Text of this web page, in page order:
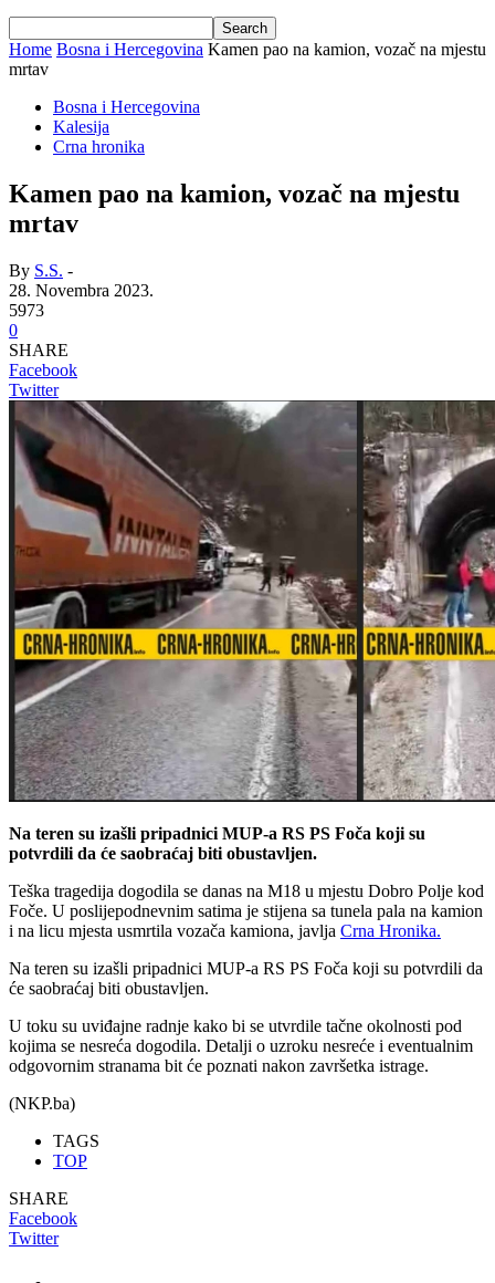
Home Bosna i Hercegovina Kamen pao na kamion, vozač na mjestu
mrtav
Bosna i Hercegovina
Kalesija
Crna hronika
Kamen pao na kamion, vozač na mjestu
mrtav
By S.S. -
28. Novembra 2023.
5973
0
SHARE
Facebook
Twitter
Na teren su izašli pripadnici MUP-a RS PS Foča koji su
potvrdili da će saobraćaj biti obustavljen.
Teška tragedija dogodila se danas na M18 u mjestu Dobro Polje kod
Foče. U poslijepodnevnim satima je stijena sa tunela pala na kamion
i na licu mjesta usmrtila vozača kamiona, javlja Crna Hronika.
Na teren su izašli pripadnici MUP-a RS PS Foča koji su potvrdili da
će saobraćaj biti obustavljen.
U toku su uviđajne radnje kako bi se utvrdile tačne okolnosti pod
kojima se nesreća dogodila. Detalji o uzroku nesreće i eventualnim
odgovornim stranama bit će poznati nakon završetka istrage.
(NKP.ba)
TAGS
TOP
SHARE
Facebook
Twitter